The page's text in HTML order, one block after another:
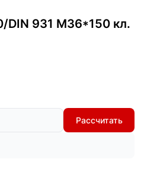
DIN 931 М36*150 кл.
Рассчитать